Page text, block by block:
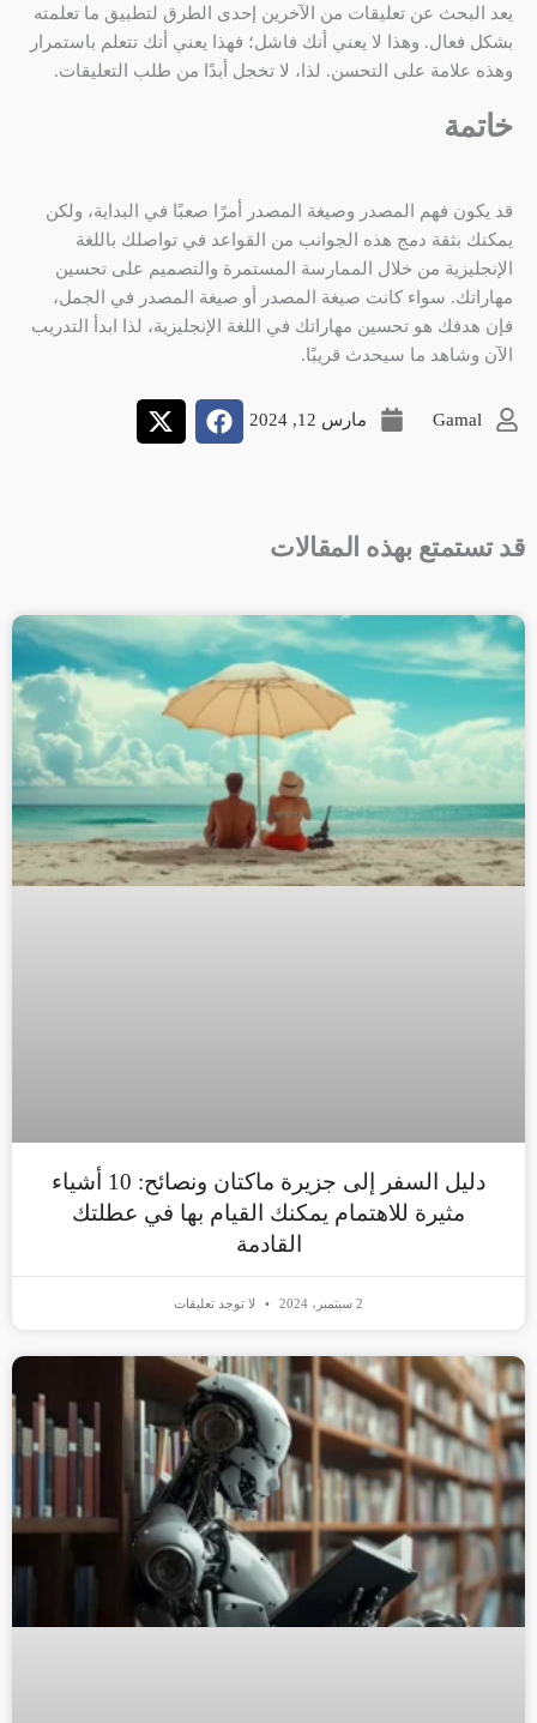
يعد البحث عن تعليقات من الآخرين إحدى الطرق لتطبيق ما تعلمته
بشكل فعال. وهذا لا يعني أنك فاشل؛ فهذا يعني أنك تتعلم باستمرار
وهذه علامة على التحسن. لذا، لا تخجل أبدًا من طلب التعليقات.
خاتمة
قد يكون فهم المصدر وصيغة المصدر أمرًا صعبًا في البداية، ولكن
يمكنك بثقة دمج هذه الجوانب من القواعد في تواصلك باللغة
الإنجليزية من خلال الممارسة المستمرة والتصميم على تحسين
مهاراتك. سواء كانت صيغة المصدر أو صيغة المصدر في الجمل،
فإن هدفك هو تحسين مهاراتك في اللغة الإنجليزية، لذا ابدأ التدريب
الآن وشاهد ما سيحدث قريبًا.
Gamal مارس 12, 2024
قد تستمتع بهذه المقالات
دليل السفر إلى جزيرة ماكتان ونصائح: 10 أشياء
مثيرة للاهتمام يمكنك القيام بها في عطلتك
القادمة
2 سبتمبر، 2024 لا توجد تعليقات